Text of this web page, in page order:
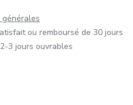
générales
ou remboursé de 30 jours
3 jours ouvrables